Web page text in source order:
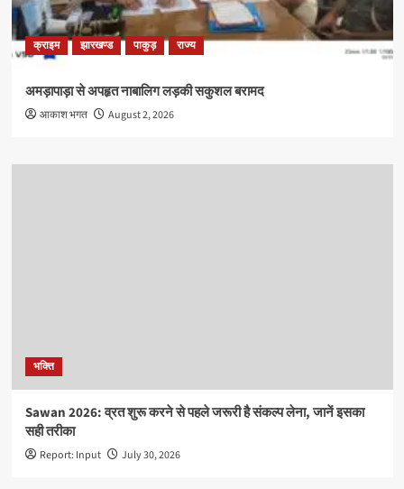
क्राइम झारखण्ड पाकुड़ राज्य
अमड़ापाड़ा से अपहृत नाबालिग लड़की सकुशल बरामद
आकाश भगत August 2, 2026
भक्ति
Sawan 2026: व्रत शुरू करने से पहले जरूरी है संकल्प लेना, जानें इसका
सही तरीका
Report: Input July 30, 2026